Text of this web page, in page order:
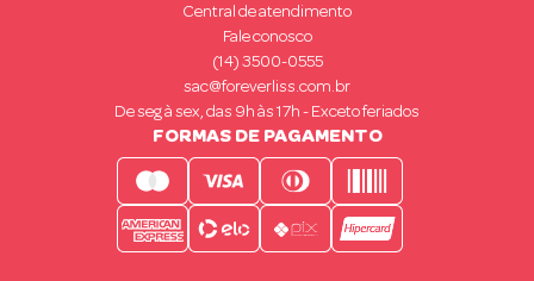
Central de atendimento
Fale conosco
(14) 3500-0555
sac@foreverliss.com.br
De seg à sex, das 9h às 17h - Exceto feriados
FORMAS DE PAGAMENTO